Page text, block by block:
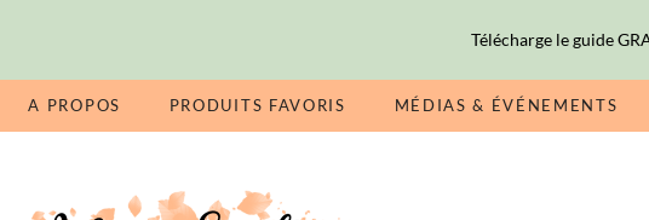
A PROPOS PRODUITS FAVORIS MÉDIAS & ÉVÉNEMENTS
Télécharge le guide